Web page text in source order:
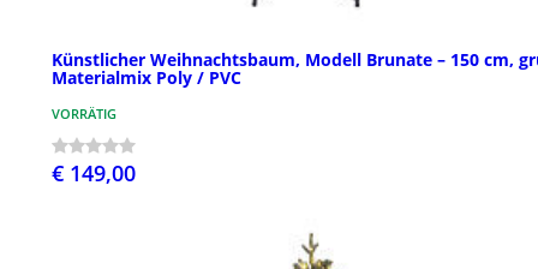
Künstlicher Weihnachtsbaum, Modell Brunate – 150 cm,
Materialmix Poly / PVC
VORRÄTIG
€ 149,00